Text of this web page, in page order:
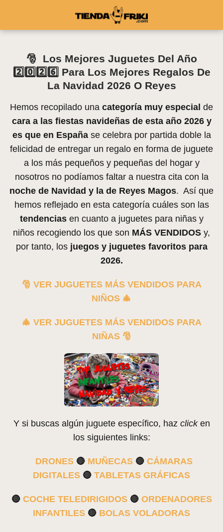
🎅 Los Mejores Juguetes Del Año
2️⃣0️⃣2️⃣6️⃣ Para Los Mejores Regalos De
La Navidad 2026 O Reyes
Hemos recopilado una categoría muy especial de
cara a las fiestas navideñas de esta año 2026 y
es que en Españase celebra por partida doble la
felicidad de entregar un regalo en forma de juguete
a los más pequeños y pequeñas del hogar y
nosotros no podíamos faltar a nuestra cita con la
noche de Navidad y la de Reyes Magos. Así que
hemos reflejado en esta categoría cuáles son las
tendenciasen cuanto a juguetes para niñas y
niños recogiendo los que son MÁS VENDIDOS y,
por tanto, los juegos y juguetes favoritos para
2026.
🎅 VER JUGUETES MÁS VENDIDOS PARA
NIÑOS 🎄
🎄 VER JUGUETES MÁS VENDIDOS PARA
NIÑAS 🎅
Y si buscas algún juguete específico, haz clicken
los siguientes links:
DRONES 🔴 MUÑECAS 🔴 CÁMARAS
DIGITALES 🔴 TABLETAS GRÁFICAS
🔴 COCHE TELEDIRIGIDOS🔴 ORDENADORES
INFANTILES 🔴 BOLAS VOLADORAS